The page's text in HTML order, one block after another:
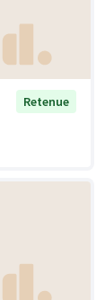
Retenue